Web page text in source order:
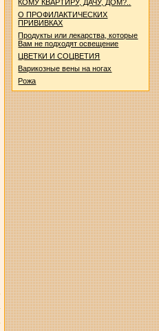
КОМУ КВАРТИРУ, ДАЧУ, ДОМ?..
О ПРОФИЛАКТИЧЕСКИХ
ПРИВИВКАХ
Продукты или лекарства, которые
Вам не подходят освещение
ЦВЕТКИ И СОЦВЕТИЯ
Варикозные вены на ногах
Рожа